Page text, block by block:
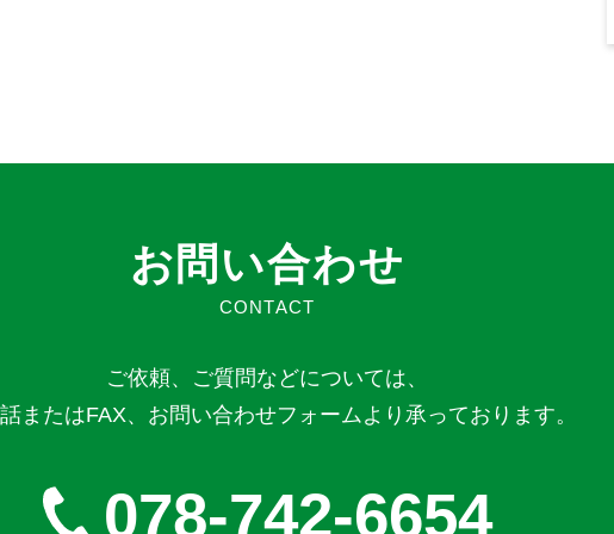
お問い合わせ
CONTACT
ご依頼、ご質問などについては、
またはFAX、お問い合わせフォームより承っております。
078-742-6654